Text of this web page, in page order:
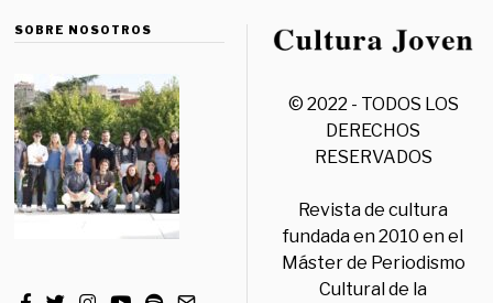
SOBRE NOSOTROS
© 2022 - TODOS LOS
DERECHOS
RESERVADOS
Revista de cultura
fundada en 2010 en el
Máster de Periodismo
Cultural de la